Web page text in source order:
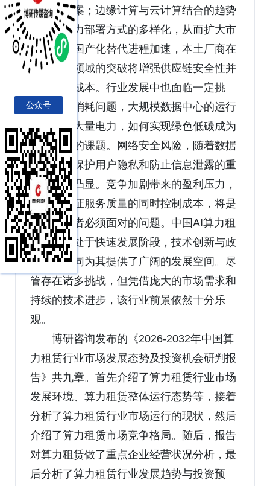
化解决方案；边缘计算与云计算结合的趋势
将促进算力部署方式的多样化，从而扩大市
场需求；国产化替代进程加速，本土厂商在
高端芯片领域的突破将增强供应链安全性并
降低运营成本。行业发展中也面临一定挑
战。能源消耗问题，大规模数据中心的运行
需要耗费大量电力，如何实现绿色低碳成为
亟待解决的课题。网络安全风险，随着数据
量激增，保护用户隐私和防止信息泄露的重
要性日益凸显。竞争加剧带来的盈利压力，
如何在保证服务质量的同时控制成本，将是
所有参与者必须面对的问题。中国AI算力租
赁行业正处于快速发展阶段，技术创新与政
策扶持共同为其提供了广阔的发展空间。尽
管存在诸多挑战，但凭借庞大的市场需求和
持续的技术进步，该行业前景依然十分乐
观。
博研咨询发布的《2026-2032年中国算
力租赁行业市场发展态势及投资机会研判报
告》共九章。首先介绍了算力租赁行业市场
发展环境、算力租赁整体运行态势等，接着
分析了算力租赁行业市场运行的现状，然后
介绍了算力租赁市场竞争格局。随后，报告
对算力租赁做了重点企业经营状况分析，最
后分析了算力租赁行业发展趋势与投资预
公众号